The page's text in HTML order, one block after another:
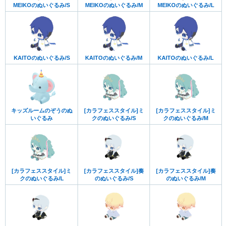
MEIKOのぬいぐるみ/S MEIKOのぬいぐるみ/M MEIKOのぬいぐるみ/L
KAITOのぬいぐるみ/S KAITOのぬいぐるみ/M KAITOのぬいぐるみ/L
キッズルームのぞうのぬ
いぐるみ
[カラフェススタイル]ミ
クのぬいぐるみ/S
[カラフェススタイル]ミ
クのぬいぐるみ/M
[カラフェススタイル]ミ
クのぬいぐるみ/L
[カラフェススタイル]奏
のぬいぐるみ/S
[カラフェススタイル]奏
のぬいぐるみ/M